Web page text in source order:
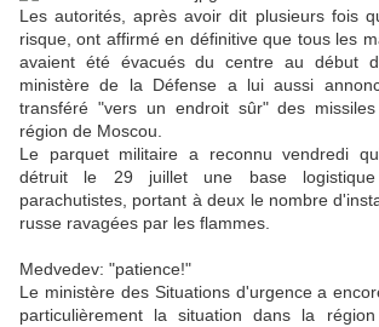
Les autorités, après avoir dit plusieurs fois
risque, ont affirmé en définitive que tous les
avaient été évacués du centre au début
ministère de la Défense a lui aussi
transféré "vers un endroit sûr" des
région de Moscou.
Le parquet militaire a reconnu vendredi
détruit le 29 juillet une base
parachutistes, portant à deux le nombre
russe ravagées par les flammes.
Medvedev: "patience!"
Le ministère des Situations d'urgence a
particulièrement la situation dans la